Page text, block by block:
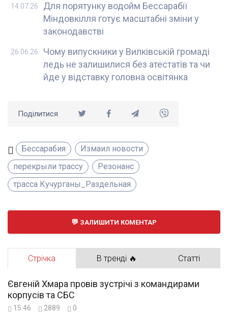
Для порятунку водойм Бессарабії
Міндовкілля готує масштабні зміни у
законодавстві
14.07.26
Чому випускники у Вилківській громаді
ледь не залишилися без атестатів та чи
йде у відставку головна освітянка
26.06.26
Поділитися
Бессарабия
Измаил новости
перекрыли трассу
Резонанс
трасса Кучурганы_Раздельная
ЗАЛИШИТИ КОМЕНТАР
Стрічка В тренді 🔥 Статті
Євгеній Хмара провів зустрічі з командирами
корпусів та СБС
15:46 2889 0